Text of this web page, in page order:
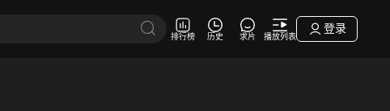
排行榜 历史 求片 播放列表
登录